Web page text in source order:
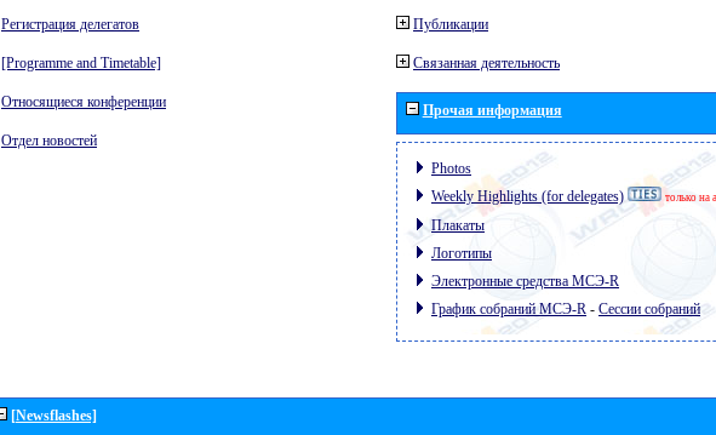
Регистрация делегатов
[Programme and Timetable]
Относящиеся конференции
Отдел новостей
Публикации
Связанная деятельность
Прочая информация
Photos
Weekly Highlights (for delegates)
только на
Плакаты
Логотипы
Электронные средства МСЭ-R
График собраний МСЭ-R - Сессии собраний
[Newsflashes]